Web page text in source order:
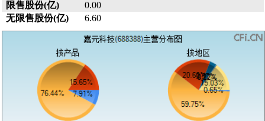
限售股份(亿)
0.00
无限售股份(亿)
6.60